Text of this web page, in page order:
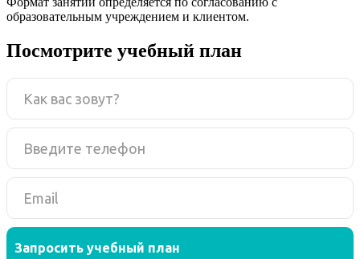
образовательным учреждением и клиентом.
Посмотрите учебный план